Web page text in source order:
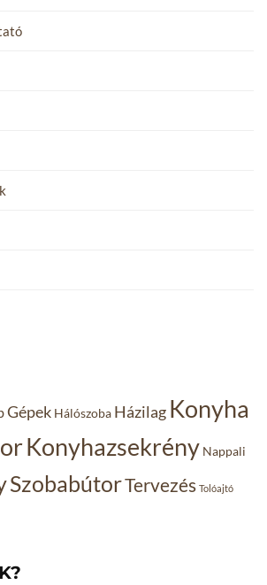
Gépek Hálószoba Házilag Konyha
Konyhazsekrény Nappali
SzobabútorTervezés Tolóajtó